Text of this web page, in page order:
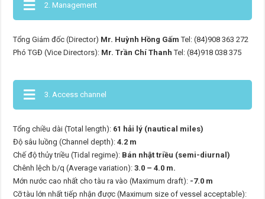
2. Management
Tổng Giám đốc (Director) Mr. Huỳnh Hồng Gấm Tel: (84)908 363 272
Phó TGĐ (Vice Directors): Mr. Trần Chí Thanh Tel: (84)918 038 375
3. Access channel
Tổng chiều dài (Total length): 61 hải lý (nautical miles)
Độ sâu luồng (Channel depth):4.2 m
Chế độ thủy triều (Tidal regime): Bán nhật triều (semi-diurnal)
Chênh lệch b/q (Average variation):3.0 – 4.0 m.
Mớn nước cao nhất cho tàu ra vào (Maximum draft): -7.0 m
Cỡ tàu lớn nhất tiếp nhận được (Maximum size of vessel acceptable):